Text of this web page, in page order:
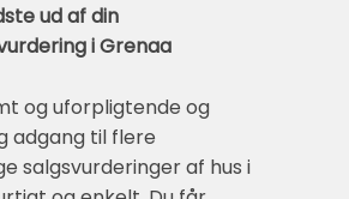
ud af din
i Grenaa
og uforpligtende og
adgang til flere
salgsvurderinger af hus i